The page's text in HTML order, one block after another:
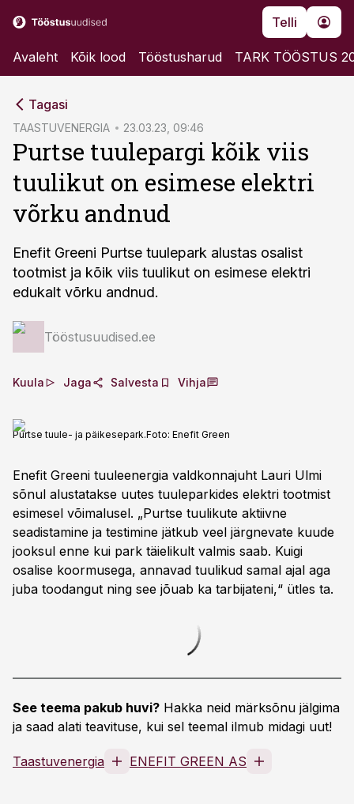
Telli
Avaleht Kõik lood Tööstusharud TARK TÖÖSTUS
Tagasi
TAASTUVENERGIA 23.03.23, 09:46
Purtse tuulepargi kõik viis
tuulikut on esimese elektri
võrku andnud
Enefit Greeni Purtse tuulepark alustas osalist
tootmist ja kõik viis tuulikut on esimese elektri
edukalt võrku andnud.
Tööstusuudised.ee
Kuula Jaga Salvesta Vihja
Purtse tuule- ja päikesepark.Foto: Enefit Green
Enefit Greeni tuuleenergia valdkonnajuht Lauri Ulmi
sõnul alustatakse uutes tuuleparkides elektri tootmist
esimesel võimalusel. „Purtse tuulikute aktiivne
seadistamine ja testimine jätkub veel järgnevate kuude
jooksul enne kui park täielikult valmis saab. Kuigi
osalise koormusega, annavad tuulikud samal ajal aga
juba toodangut ning see jõuab ka tarbijateni,“ ütles ta.
See teema pakub huvi? Hakka neid märksõnu jälgima
ja saad alati teavituse, kui sel teemal ilmub midagi uut!
Taastuvenergia ENEFIT GREEN AS